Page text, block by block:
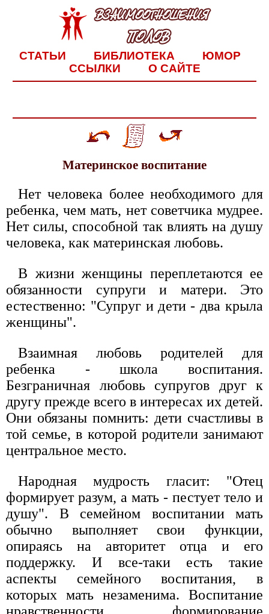
СТАТЬИ БИБЛИОТЕКА
ЮМОР
ССЫЛКИ
О САЙТЕ
Материнское воспитание
Нет человека более необходимого для
ребенка, чем мать, нет советчика мудрее.
Нет силы, способной так влиять на душу
человека, как материнская любовь.
В жизни женщины переплетаются ее
обязанности супруги и матери. Это
естественно: "Супруг и дети - два крыла
женщины".
Взаимная любовь родителей для
ребенка - школа воспитания.
Безграничная любовь супругов друг к
другу прежде всего в интересах их детей.
Они обязаны помнить: дети счастливы в
той семье, в которой родители занимают
центральное место.
Народная мудрость гласит: "Отец
формирует разум, а мать - пестует тело и
душу". В семейном воспитании мать
обычно выполняет свои функции,
опираясь на авторитет отца и его
поддержку. И все-таки есть такие
аспекты семейного воспитания, в
которых мать незаменима. Воспитание